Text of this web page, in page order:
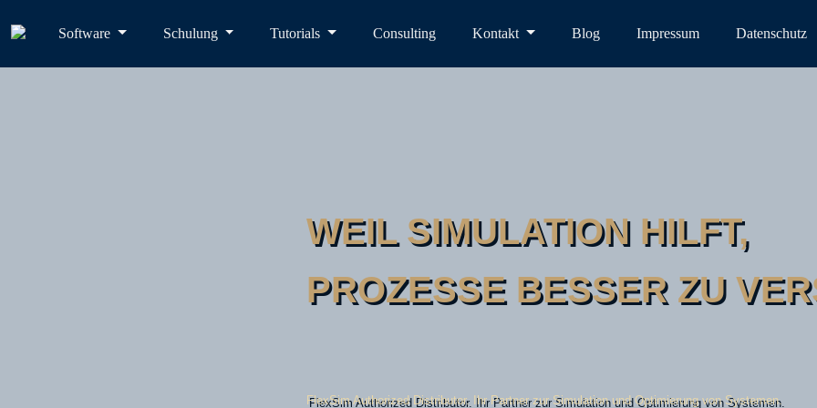
Software Schulung Tutorials Consulting Kontakt Blog Impressum Datenschutz
WEIL SIMULATION HILFT,
PROZESSE BESSER ZU
FlexSim Authorized Distributor. Ihr Partner zur Simulation und Optimierung von Systemen.